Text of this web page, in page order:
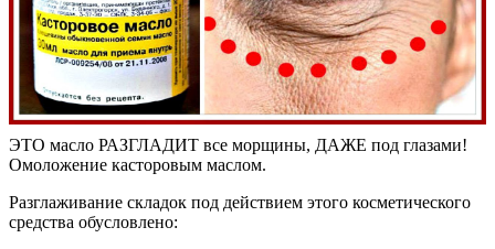
ЭТО масло РАЗГЛАДИТ все морщины, ДАЖЕ под глазами!
Омоложение касторовым маслом.
Разглаживание складок под действием этого косметического
средства обусловлено: